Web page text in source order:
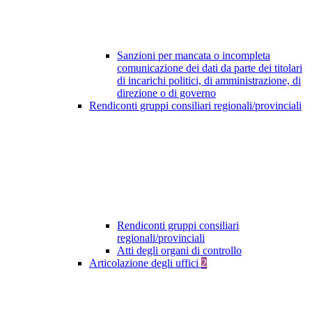
Sanzioni per mancata o incompleta
comunicazione dei dati da parte dei titolari
di incarichi politici, di amministrazione, di
direzione o di governo
Rendiconti gruppi consiliari regionali/provinciali
Rendiconti gruppi consiliari
regionali/provinciali
Atti degli organi di controllo
Articolazione degli uffici 2